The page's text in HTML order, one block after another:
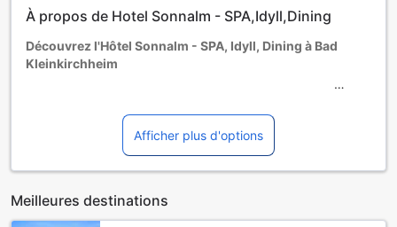
À propos de Hotel Sonnalm - SPA,Idyll,Dining
Découvrez l'Hôtel Sonnalm - SPA, Idyll, Dining à Bad
Kleinkirchheim
Niché au cœur des paysages enchanteurs de Bad
Kleinkirchheim, l'Hôtel Sonnalm - SPA, Idyll, Dining est un
véritable havre de paix où le confort moderne rencontre
l'élégance alpine. Cet hôtel 4 étoiles vous invite à vous
pensé pour votre bien-être. Avec un accès facile aux
stations de ski et aux sentiers de randonnée, cet
Afficher plus d'options
Meilleures destinations